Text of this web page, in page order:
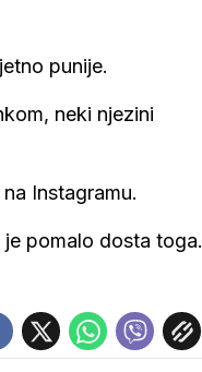
punije.
neki njezini
Instagramu.
pomalo dosta toga.